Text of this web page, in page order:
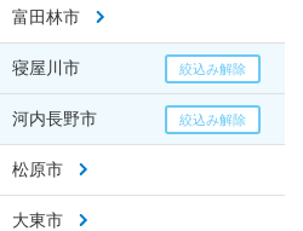
富田林市
寝屋川市
河内長野市
松原市
大東市